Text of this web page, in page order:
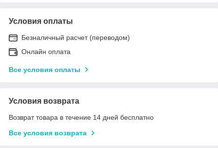
Условия оплаты
Безналичный расчет (переводом)
Онлайн оплата
Все условия оплаты
Условия возврата
Возврат товара в течение 14 дней бесплатно
Все условия возврата